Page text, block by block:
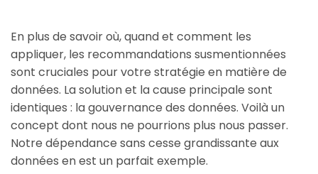
En plus de savoir où, quand et comment les
appliquer, les recommandations susmentionnées
sont cruciales pour votre stratégie en matière de
données. La solution et la cause principale sont
identiques : la gouvernance des données. Voilà un
concept dont nous ne pourrions plus nous passer.
Notre dépendance sans cesse grandissante aux
données en est un parfait exemple.